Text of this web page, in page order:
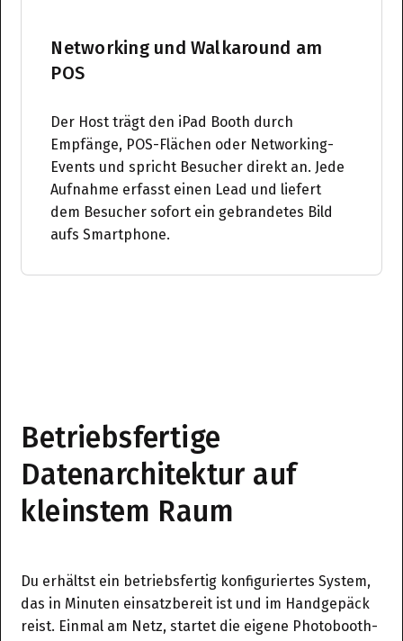
Minuten betriebsfertig und reist im
Handgepäck. Die Software-UI bleibt in
bis zum Share-Link.
Networking und Walkaround am
POS
Der Host trägt den iPad Booth durch
Empfänge, POS-Flächen oder Networking-
Events und spricht Besucher direkt an. Jede
Aufnahme erfasst einen Lead und liefert
dem Besucher sofort ein gebrandetes Bild
aufs Smartphone.
Betriebsfertige
Datenarchitektur auf
kleinstem Raum
Du erhältst ein betriebsfertig konfiguriertes System,
das in Minuten einsatzbereit ist und im Handgepäck
reist. Einmal am Netz, startet die eigene Photobooth-